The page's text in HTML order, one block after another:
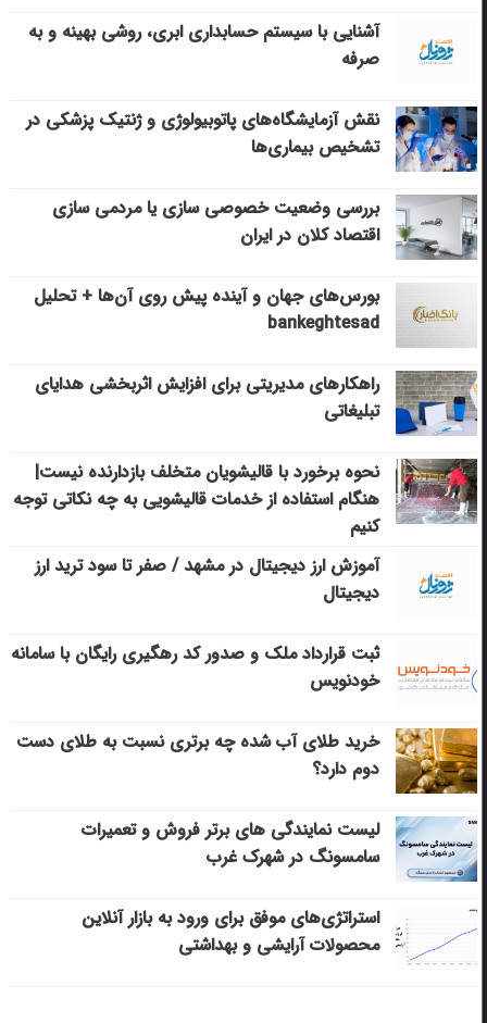
آشنایی با سیستم حسابداری ابری، روشی بهینه و به
صرفه
نقش آزمایشگاه‌های پاتوبیولوژی و ژنتیک پزشکی در
تشخیص بیماری‌ها
بررسی وضعیت خصوصی سازی یا مردمی سازی
اقتصاد کلان در ایران
بورس‌های جهان و آینده پیش روی آن‌ها + تحلیل
bankeghtesad
راهکارهای مدیریتی برای افزایش اثربخشی هدایای
تبلیغاتی
نحوه برخورد با قالیشویان متخلف بازدارنده نیست|
هنگام استفاده از خدمات قالیشویی به چه نکاتی توجه
کنیم
آموزش ارز دیجیتال در مشهد / صفر تا سود ترید ارز
دیجیتال
ثبت قرارداد ملک و صدور کد رهگیری رایگان با سامانه
خودنویس
خرید طلای آب شده چه برتری نسبت به طلای دست
دوم دارد؟
لیست نمایندگی های برتر فروش و تعمیرات
سامسونگ در شهرک غرب
استراتژی‌های موفق برای ورود به بازار آنلاین
محصولات آرایشی و بهداشتی